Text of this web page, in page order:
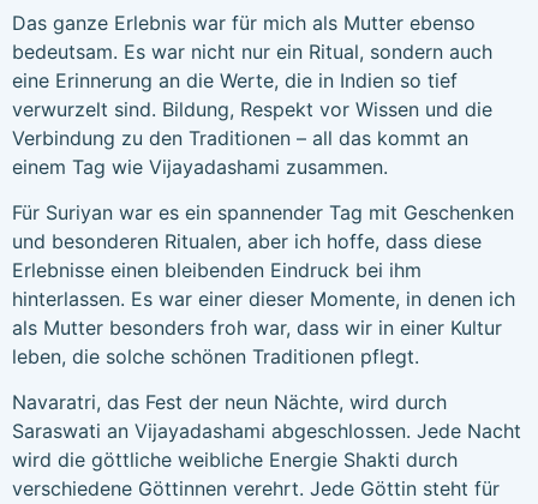
Das ganze Erlebnis war für mich als Mutter ebenso
bedeutsam. Es war nicht nur ein Ritual, sondern auch
eine Erinnerung an die Werte, die in Indien so tief
verwurzelt sind. Bildung, Respekt vor Wissen und die
Verbindung zu den Traditionen – all das kommt an
einem Tag wie Vijayadashami zusammen.
Für Suriyan war es ein spannender Tag mit Geschenken
und besonderen Ritualen, aber ich hoffe, dass diese
Erlebnisse einen bleibenden Eindruck bei ihm
hinterlassen. Es war einer dieser Momente, in denen ich
als Mutter besonders froh war, dass wir in einer Kultur
leben, die solche schönen Traditionen pflegt.
Navaratri, das Fest der neun Nächte, wird durch
Saraswati an Vijayadashami abgeschlossen. Jede Nacht
wird die göttliche weibliche Energie Shakti durch
verschiedene Göttinnen verehrt. Jede Göttin steht für